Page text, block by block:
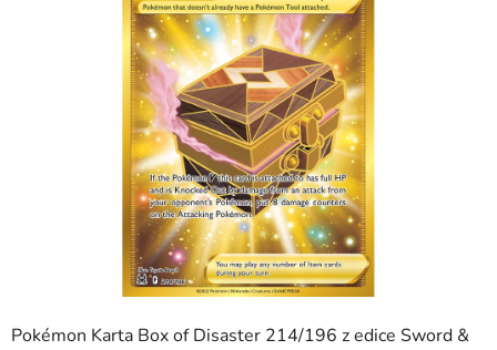
Pokémon Karta Box of Disaster 214/196 z edice Sword &